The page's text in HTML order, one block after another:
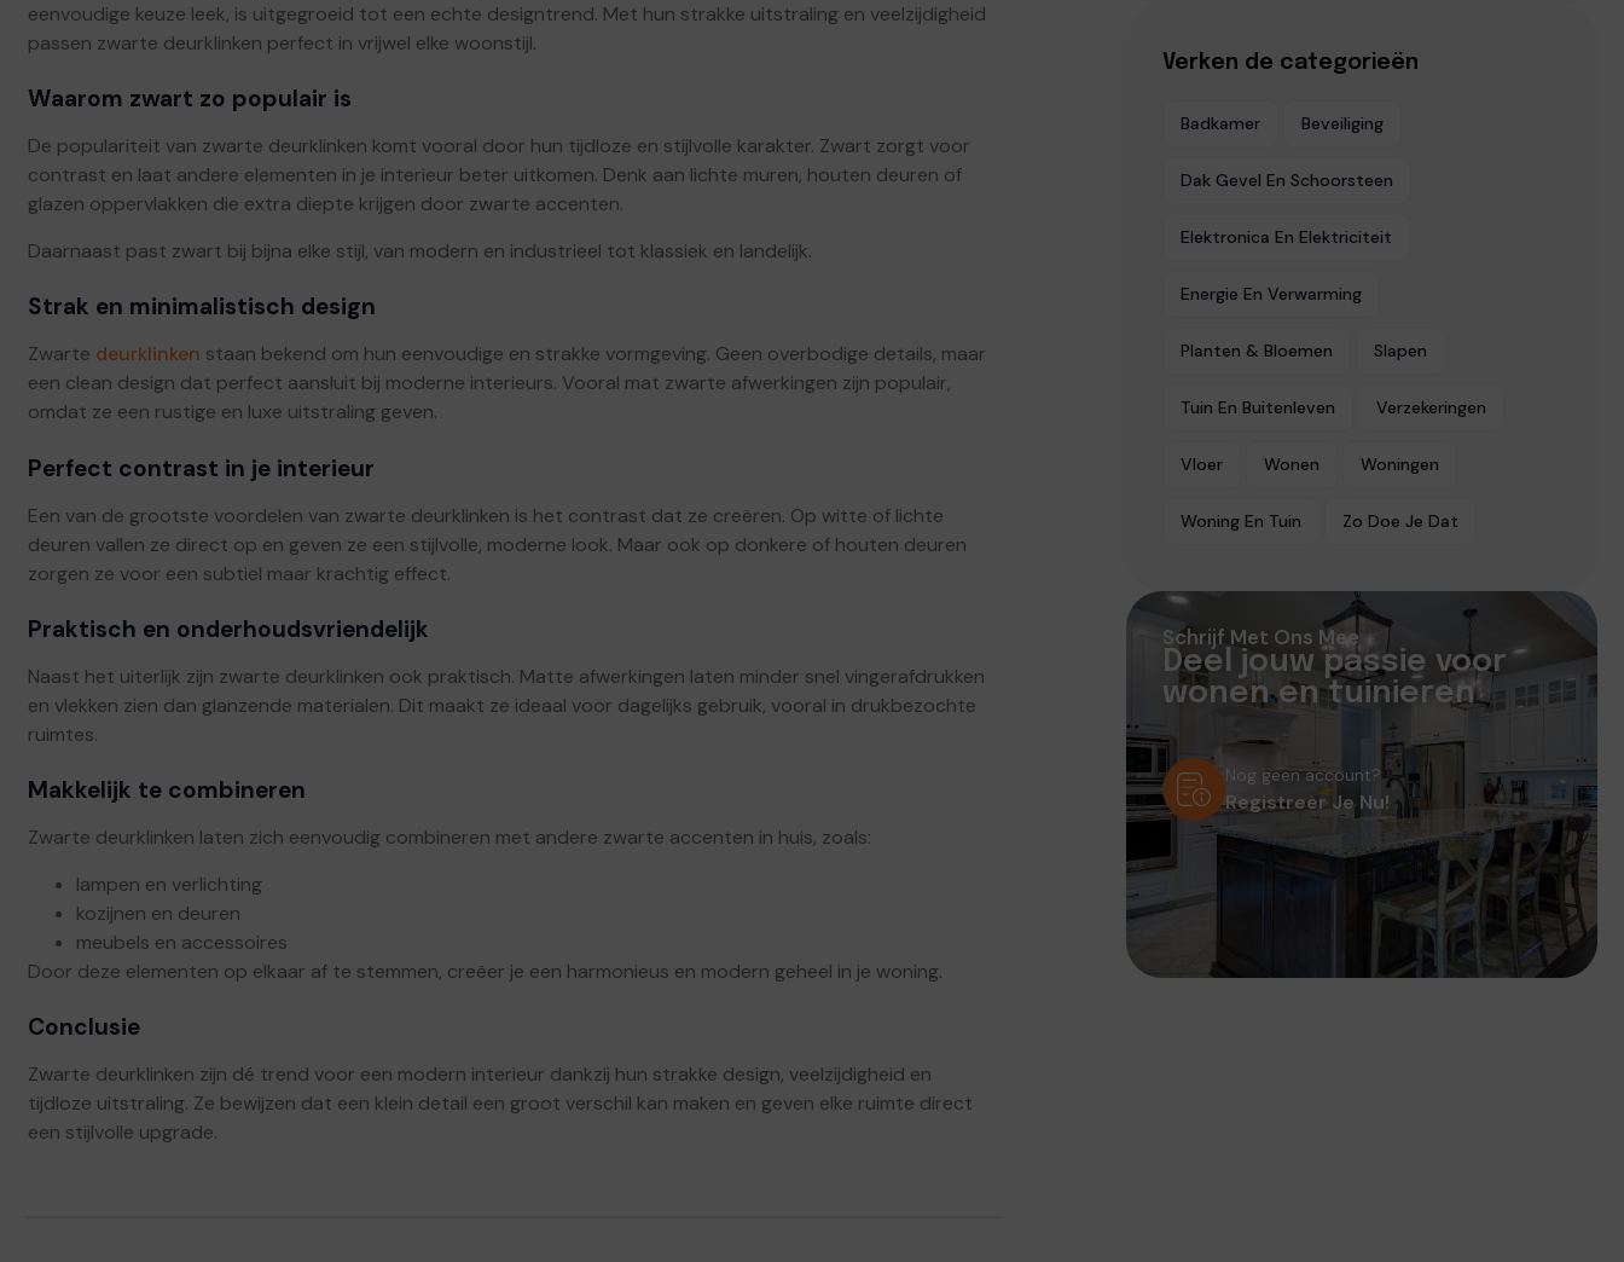
eenvoudige keuze leek, is uitgegroeid tot een echte designtrend. Met hun strakke uitstraling en veelzijdigheid
passen zwarte deurklinken perfect in vrijwel elke woonstijl.
Waarom zwart zo populair is
De populariteit van zwarte deurklinken komt vooral door hun tijdloze en stijlvolle karakter. Zwart zorgt voor
contrast en laat andere elementen in je interieur beter uitkomen. Denk aan lichte muren, houten deuren of
glazen oppervlakken die extra diepte krijgen door zwarte accenten.
Daarnaast past zwart bij bijna elke stijl, van modern en industrieel tot klassiek en landelijk.
Strak en minimalistisch design
Zwarte deurklinken staan bekend om hun eenvoudige en strakke vormgeving. Geen overbodige details, maar
een clean design dat perfect aansluit bij moderne interieurs. Vooral mat zwarte afwerkingen zijn populair,
omdat ze een rustige en luxe uitstraling geven.
Perfect contrast in je interieur
Een van de grootste voordelen van zwarte deurklinken is het contrast dat ze creëren. Op witte of lichte
deuren vallen ze direct op en geven ze een stijlvolle, moderne look. Maar ook op donkere of houten deuren
zorgen ze voor een subtiel maar krachtig effect.
Praktisch en onderhoudsvriendelijk
Naast het uiterlijk zijn zwarte deurklinken ook praktisch. Matte afwerkingen laten minder snel vingerafdrukken
en vlekken zien dan glanzende materialen. Dit maakt ze ideaal voor dagelijks gebruik, vooral in drukbezochte
ruimtes.
Makkelijk te combineren
Zwarte deurklinken laten zich eenvoudig combineren met andere zwarte accenten in huis, zoals:
lampen en verlichting
kozijnen en deuren
meubels en accessoires
Door deze elementen op elkaar af te stemmen, creëer je een harmonieus en modern geheel in je woning.
Conclusie
Zwarte deurklinken zijn dé trend voor een modern interieur dankzij hun strakke design, veelzijdigheid en
tijdloze uitstraling. Ze bewijzen dat een klein detail een groot verschil kan maken en geven elke ruimte direct
een stijlvolle upgrade.
Verken de categorieën
Badkamer Beveiliging
Dak Gevel En Schoorsteen
Elektronica En Elektriciteit
Energie En Verwarming
Planten & Bloemen Slapen
Tuin En Buitenleven Verzekeringen
Vloer Wonen Woningen
Woning En Tuin Zo Doe Je Dat
Schrijf Met Ons Mee
Deel jouw passie voor
wonen en tuinieren
Nog geen account?
Registreer Je Nu!